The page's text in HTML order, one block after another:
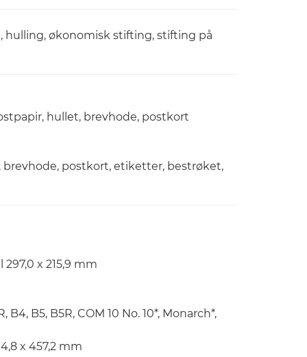
hulling, økonomisk stifting, stifting på
hullet, brevhode, postkort
brevhode, postkort, etiketter, bestrøket,
x 215,9 mm
B4, B5, B5R, COM 10 No. 10*, Monarch*,
x 457,2 mm